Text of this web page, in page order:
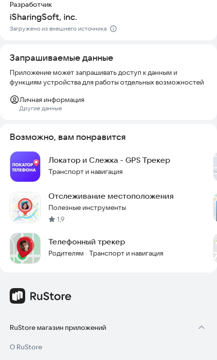
Разработчик
iSharingSoft, inc.
Загружено из внешнего источника
Запрашиваемые данные
Приложение может запрашивать доступ к данным и
функциям устройства для работы отдельных возможностей
Личная информация
Другие данные
Возможно, вам понравится
Локатор и Cлежка - GPS Трекер
Транспорт и навигация
Отслеживание местоположения
Полезные инструменты
1,9
Телефонный трекер
Родителям · Транспорт и навигация
RuStore магазин приложений
О RuStore